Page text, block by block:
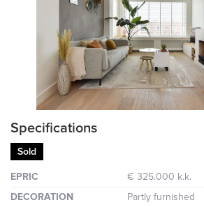
previous
Specifications
Sold
EPRIC
€ 325.000 k.k.
DECORATION
Partly furnished